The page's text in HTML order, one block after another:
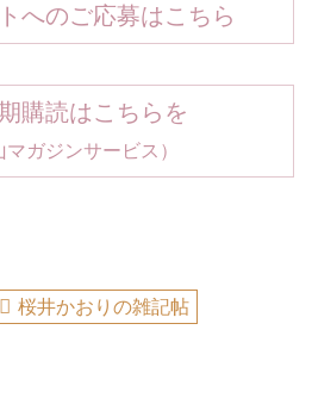
へのご応募はこちら
購読はこちらを
ガジンサービス）
桜井かおりの雑記帖